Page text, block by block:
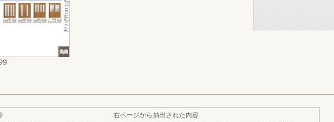
右ページから抽出された内容